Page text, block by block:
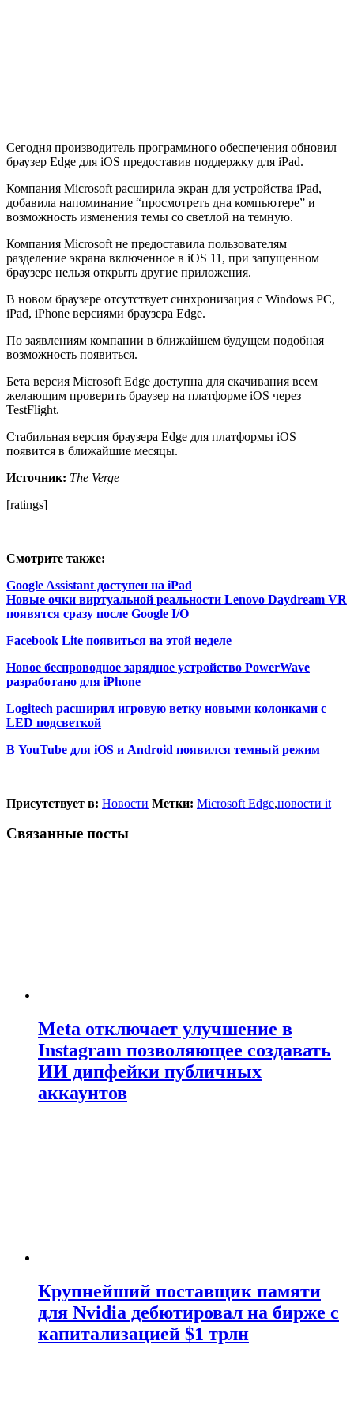
Сегодня производитель программного обеспечения обновил
браузер Edge для iOS предоставив поддержку для iPad.
Компания Microsoft расширила экран для устройства iPad,
добавила напоминание “просмотреть дна компьютере” и
возможность изменения темы со светлой на темную.
Компания Microsoft не предоставила пользователям
разделение экрана включенное в iOS 11, при запущенном
браузере нельзя открыть другие приложения.
В новом браузере отсутствует синхронизация с Windows PC,
iPad, iPhone версиями браузера Edge.
По заявлениям компании в ближайшем будущем подобная
возможность появиться.
Бета версия Microsoft Edge доступна для скачивания всем
желающим проверить браузер на платформе iOS через
TestFlight.
Стабильная версия браузера Edge для платформы iOS
появится в ближайшие месяцы.
Источник: The Verge
[ratings]
Смотрите также:
Google Assistant доступен на iPad
Новые очки виртуальной реальности Lenovo Daydream VR
появятся сразу после Google I/O
Facebook Lite появиться на этой неделе
Новое беспроводное зарядное устройство PowerWave
разработано для iPhone
Logitech расширил игровую ветку новыми колонками с
LED подсветкой
В YouTube для iOS и Android появился темный режим
Присутствует в: Новости Метки: Microsoft Edge,новости it
Связанные посты
Meta отключает улучшение в
Instagram позволяющее создавать
ИИ дипфейки публичных
аккаунтов
Крупнейший поставщик памяти
для Nvidia дебютировал на бирже с
капитализацией $1 трлн